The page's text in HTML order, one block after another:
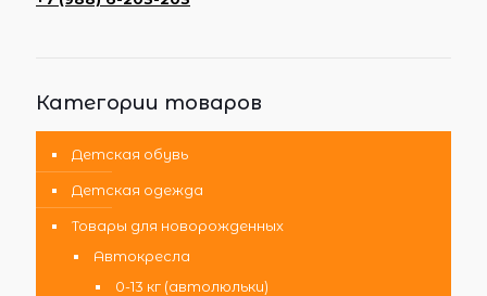
Категории товаров
Детская обувь
Детская одежда
Товары для новорожденных
Автокресла
0-13 кг (автолюльки)